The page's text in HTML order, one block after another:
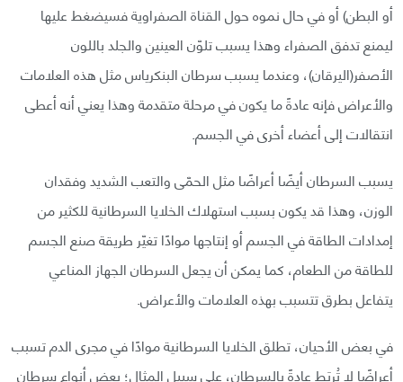
أو البطن) أو في حال نموه حول القناة الصفراوية فسيضغط عليها
ليمنع تدفق الصفراء وهذا يسبب تلوّن العينين والجلد باللون
الأصفر(اليرقان)، وعندما يسبب سرطان البنكرياس مثل هذه العلامات
والأعراض فإنه عادةً ما يكون في مرحلة متقدمة وهذا يعني أنه أعطى
انتقالات إلى أعضاء أخرى في الجسم.
يسبب السرطان أيضًا أعراضًا مثل الحمّى والتعب الشديد وفقدان
الوزن، وهذا قد يكون بسبب استهلاك الخلايا السرطانية للكثير من
إمدادات الطاقة في الجسم أو إنتاجها موادًا تغيّر طريقة صنع الجسم
للطاقة من الطعام، كما يمكن أن يجعل السرطان الجهاز المناعي
يتفاعل بطرق تتسبب بهذه العلامات والأعراض.
في بعض الأحيان، تطلق الخلايا السرطانية موادًا في مجرى الدم تسبب
أعراضًا لا تُربَط عادةً بالسرطان، على سبيل المثال؛ بعض أنواع سرطان